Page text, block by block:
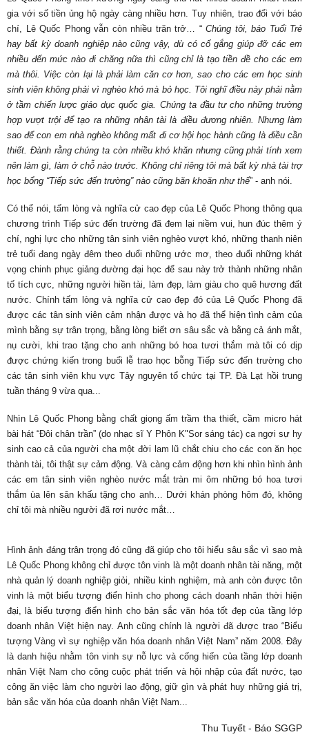
gia với số tiền ủng hộ ngày càng nhiều hơn. Tuy nhiên, trao đổi với báo
chí, Lê Quốc Phong vẫn còn nhiều trăn trở… “ Chúng tôi, báo Tuổi Trẻ
hay bất kỳ doanh nghiệp nào cũng vậy, dù có cố gắng giúp đỡ các em
nhiều đến mức nào đi chăng nữa thì cũng chỉ là tạo tiền đề cho các em
mà thôi. Việc còn lại là phải làm căn cơ hơn, sao cho các em học sinh
sinh viên không phải vì nghèo khó mà bỏ học. Tôi nghĩ điều này phải nằm
ở tầm chiến lược giáo dục quốc gia. Chúng ta đầu tư cho những trường
hợp vượt trội để tạo ra những nhân tài là điều đương nhiên. Nhưng làm
sao để con em nhà nghèo không mất đi cơ hội học hành cũng là điều cần
thiết. Đành rằng chúng ta còn nhiều khó khăn nhưng cũng phải tính xem
nên làm gì, làm ở chỗ nào trước. Không chỉ riêng tôi mà bất kỳ nhà tài trợ
học bổng “Tiếp sức đến trường” nào cũng băn khoăn như thế” - anh nói.
Có thể nói, tấm lòng và nghĩa cử cao đẹp của Lê Quốc Phong thông qua
chương trình Tiếp sức đến trường đã đem lại niềm vui, hun đúc thêm ý
chí, nghị lực cho những tân sinh viên nghèo vượt khó, những thanh niên
trẻ tuổi đang ngày đêm theo đuổi những ước mơ, theo đuổi những khát
vọng chinh phục giảng đường đại học để sau này trở thành những nhân
tố tích cực, những người hiền tài, làm đẹp, làm giàu cho quê hương đất
nước. Chính tấm lòng và nghĩa cử cao đẹp đó của Lê Quốc Phong đã
được các tân sinh viên cảm nhận được và họ đã thể hiện tình cảm của
mình bằng sự trân trọng, bằng lòng biết ơn sâu sắc và bằng cả ánh mắt,
nụ cười, khi trao tặng cho anh những bó hoa tươi thắm mà tôi có dịp
được chứng kiến trong buổi lễ trao học bỗng Tiếp sức đến trường cho
các tân sinh viên khu vực Tây nguyên tổ chức tại TP. Đà Lạt hồi trung
tuần tháng 9 vừa qua...
Nhìn Lê Quốc Phong bằng chất giọng ấm trầm tha thiết, cầm micro hát
bài hát “Đôi chân trần” (do nhạc sĩ Y Phôn K"Sor sáng tác) ca ngợi sự hy
sinh cao cả của người cha một đời lam lũ chắt chiu cho các con ăn học
thành tài, tôi thật sự cảm động. Và càng cảm động hơn khi nhìn hình ảnh
các em tân sinh viên nghèo nước mắt tràn mi ôm những bó hoa tươi
thắm ùa lên sân khấu tặng cho anh… Dưới khán phòng hôm đó, không
chỉ tôi mà nhiều người đã rơi nước mắt…
Hình ảnh đáng trân trọng đó cũng đã giúp cho tôi hiểu sâu sắc vì sao mà
Lê Quốc Phong không chỉ được tôn vinh là một doanh nhân tài năng, một
nhà quản lý doanh nghiệp giỏi, nhiều kinh nghiệm, mà anh còn được tôn
vinh là một biểu tượng điển hình cho phong cách doanh nhân thời hiện
đại, là biểu tượng điển hình cho bản sắc văn hóa tốt đẹp của tầng lớp
doanh nhân Việt hiện nay. Anh cũng chính là người đã được trao “Biểu
tượng Vàng vì sự nghiệp văn hóa doanh nhân Việt Nam” năm 2008. Đây
là danh hiệu nhằm tôn vinh sự nỗ lực và cống hiến của tầng lớp doanh
nhân Việt Nam cho công cuộc phát triển và hội nhập của đất nước, tạo
công ăn việc làm cho người lao động, giữ gìn và phát huy những giá trị,
bản sắc văn hóa của doanh nhân Việt Nam...
Thu Tuyết - Báo SGGP